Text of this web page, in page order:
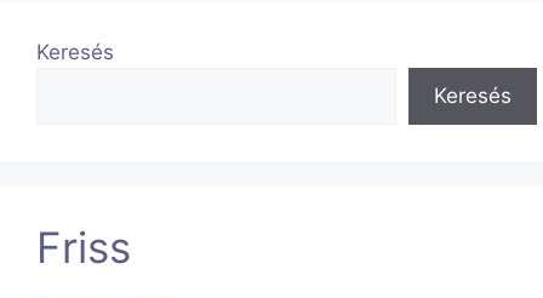
Keresés
Keresés
Friss